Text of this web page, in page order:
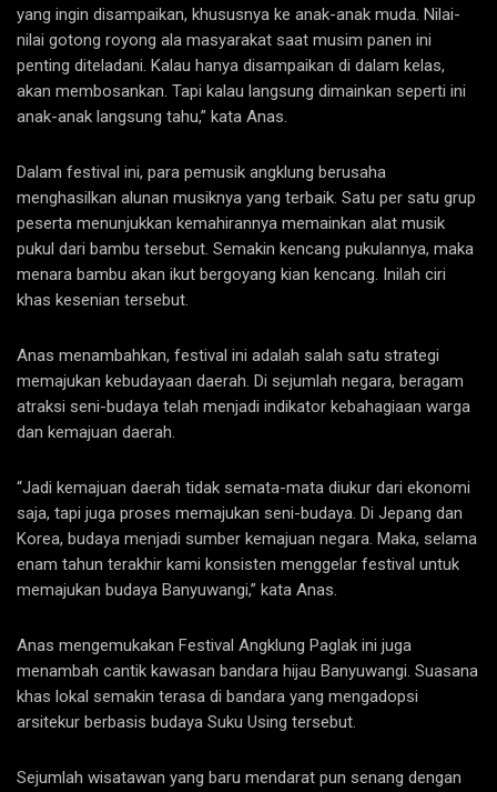
yang ingin disampaikan, khususnya ke anak-anak muda. Nilai-
nilai gotong royong ala masyarakat saat musim panen ini
penting diteladani. Kalau hanya disampaikan di dalam kelas,
akan membosankan. Tapi kalau langsung dimainkan seperti ini
anak-anak langsung tahu,” kata Anas.
Dalam festival ini, para pemusik angklung berusaha
menghasilkan alunan musiknya yang terbaik. Satu per satu grup
peserta menunjukkan kemahirannya memainkan alat musik
pukul dari bambu tersebut. Semakin kencang pukulannya, maka
menara bambu akan ikut bergoyang kian kencang. Inilah ciri
khas kesenian tersebut.
Anas menambahkan, festival ini adalah salah satu strategi
memajukan kebudayaan daerah. Di sejumlah negara, beragam
atraksi seni-budaya telah menjadi indikator kebahagiaan warga
dan kemajuan daerah.
“Jadi kemajuan daerah tidak semata-mata diukur dari ekonomi
saja, tapi juga proses memajukan seni-budaya. Di Jepang dan
Korea, budaya menjadi sumber kemajuan negara. Maka, selama
enam tahun terakhir kami konsisten menggelar festival untuk
memajukan budaya Banyuwangi,” kata Anas.
Anas mengemukakan Festival Angklung Paglak ini juga
menambah cantik kawasan bandara hijau Banyuwangi. Suasana
khas lokal semakin terasa di bandara yang mengadopsi
arsitekur berbasis budaya Suku Using tersebut.
Sejumlah wisatawan yang baru mendarat pun senang dengan